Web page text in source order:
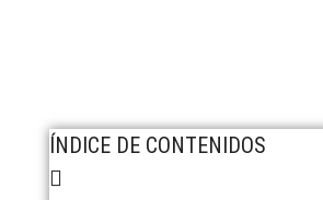
ÍNDICE DE CONTENIDOS